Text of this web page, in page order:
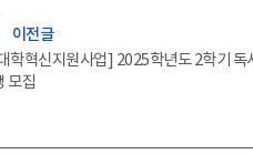
이전글
학혁신지원사업] 2025학년도 2학기 독
모집